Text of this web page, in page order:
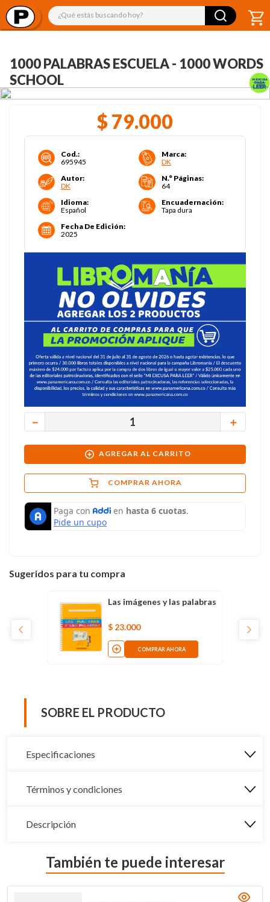
¿Qué estás buscando hoy?
1000 PALABRAS ESCUELA - 1000 WORDS
SCHOOL
$ 79.000
Cod.:
695945
Marca:
DK
Autor:
DK
N.° Páginas:
64
Idioma:
Español
Encuadernación:
Tapa dura
Fecha De Edición:
2025
＋
－
AGREGAR AL CARRITO
COMPRAR AHORA
Sugeridos para tu compra
Las imágenes y las palabras
$ 23.000
COMPRAR AHORA
SOBRE EL PRODUCTO
Especificaciones
Términos y condiciones
Descripción
También te puede interesar